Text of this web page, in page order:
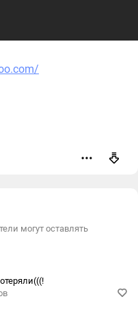
могут оставлять
Ответить